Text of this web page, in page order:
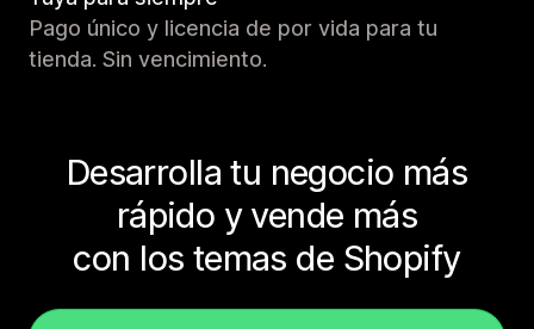
Pago único y licencia de por vida para tu
tienda. Sin vencimiento.
Desarrolla tu negocio más
rápido y vende más
con los temas de Shopify